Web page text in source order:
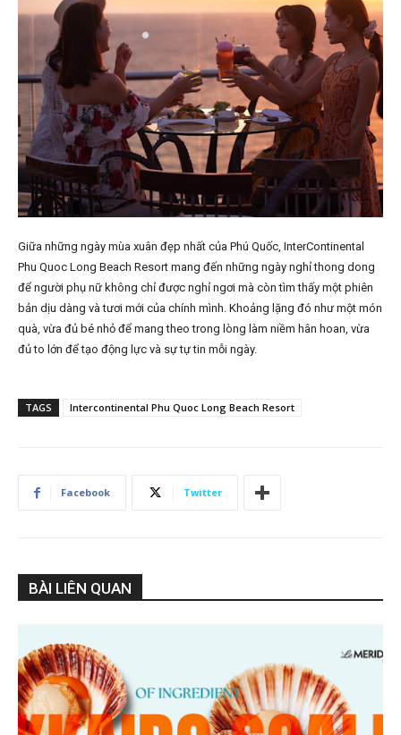
Giữa những ngày mùa xuân đẹp nhất của Phú Quốc, InterContinental
Phu Quoc Long Beach Resort mang đến những ngày nghỉ thong dong
để người phụ nữ không chỉ được nghỉ ngơi mà còn tìm thấy một phiên
bản dịu dàng và tươi mới của chính mình. Khoảng lặng đó như một món
quà, vừa đủ bé nhỏ để mang theo trong lòng làm niềm hân hoan, vừa
đủ to lớn để tạo động lực và sự tự tin mỗi ngày.
TAGS Intercontinental Phu Quoc Long Beach Resort
Facebook Twitter
BÀI LIÊN QUAN